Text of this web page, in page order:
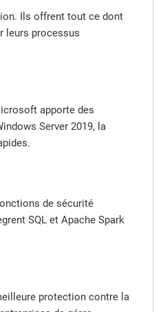
Ils offrent tout ce dont
leurs processus
apporte des
Server 2019, la
de sécurité
SQL et Apache Spark
protection contre la